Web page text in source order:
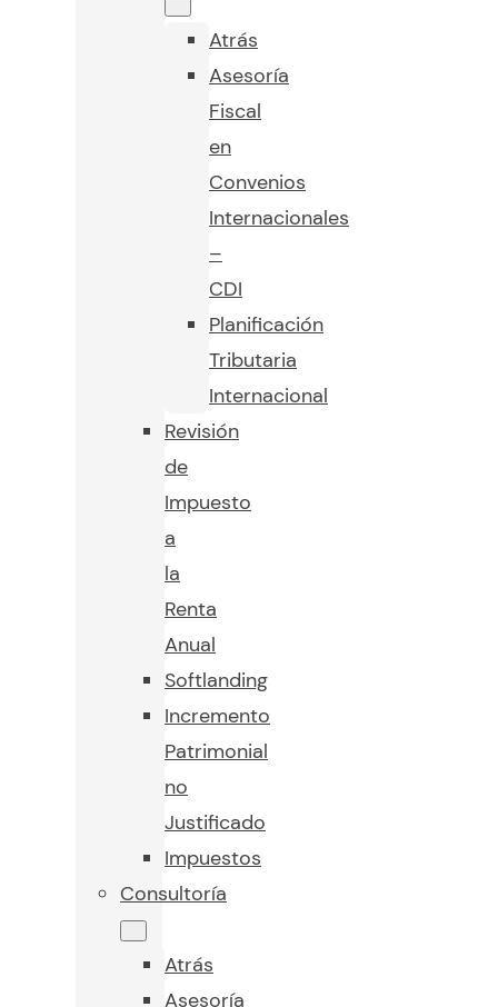
Atrás
Asesoría
Fiscal
en
Convenios
Internacionales
–
CDI
Planificación
Tributaria
Internacional
Revisión
de
Impuesto
a
la
Renta
Anual
Softlanding
Incremento
Patrimonial
no
Justificado
Impuestos
Consultoría
Atrás
Asesoría